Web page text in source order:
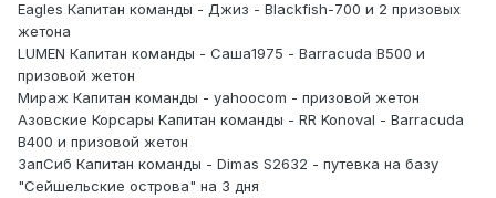
Eagles Капитан команды - Джиз - Blackfish-700 и 2 призовых
жетона
LUMEN Капитан команды - Саша1975 - Barracuda В500 и
призовой жетон
Мираж Капитан команды - yahoocom - призовой жетон
Азовские Корсары Капитан команды - RR Konoval - Barracuda
B400 и призовой жетон
ЗапСиб Капитан команды - Dimas S2632 - путевка на базу
"Сейшельские острова" на 3 дня